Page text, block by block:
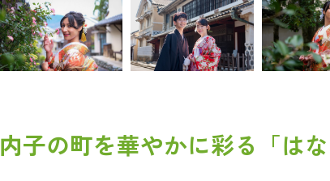
内子の町を華やかに彩る「は